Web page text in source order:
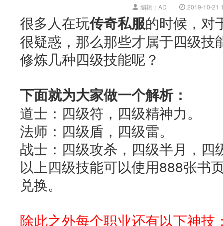
编辑：AD 2019-10-21
很多人在玩传奇私服的时候，对
很疑惑，那么那些才属于四级技
修炼几种四级技能呢？
下面就为大家做一个解析：
道士：四级符，四级精神力。
法师：四级盾，四级雷。
战士：四级攻杀，四级半月，四
以上四级技能可以使用888张书
兑换。
除此之外每个职业还有以下神技